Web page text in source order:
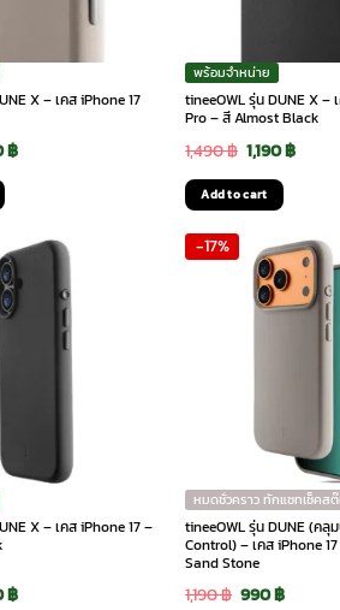
X – เคส iPhone 17
฿.
฿Current
1,190 ฿.
พร้อมจำหน่าย
tineeOWL รุ่น DUNE X –
Pro – สี Almost Black
1,490฿ Original
price
was:
1,490 ฿.
1,190฿Current
1,190 ฿.
Add to cart
X – เคส iPhone 17 –
฿Current
-17%
หมดชั่วคราว ทักแชทเช็คส
tineeOWL รุ่น DUNE (คลุ
Control) – เคส iPhone
Sand Stone
1,190฿ Original
990฿Current